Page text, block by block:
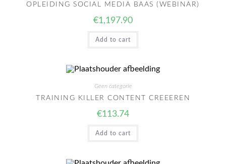
OPLEIDING SOCIAL MEDIA BAAS (WEBINAR)
€1,197.90
Add to cart
Geen categorie
TRAINING KILLER CONTENT CREEEREN
€113.74
Add to cart